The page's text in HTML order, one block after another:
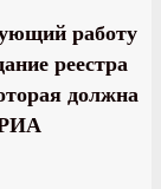
работу
реестра
должна
РИА